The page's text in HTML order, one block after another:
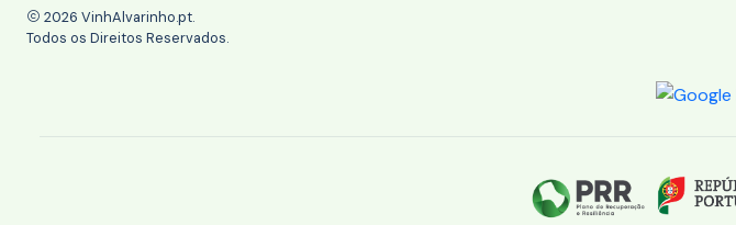
2026 VinhAlvarinho.pt.
Todos os Direitos Reservados.